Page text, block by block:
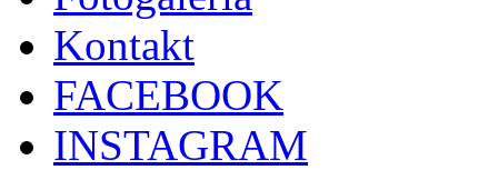
Kontakt
FACEBOOK
INSTAGRAM